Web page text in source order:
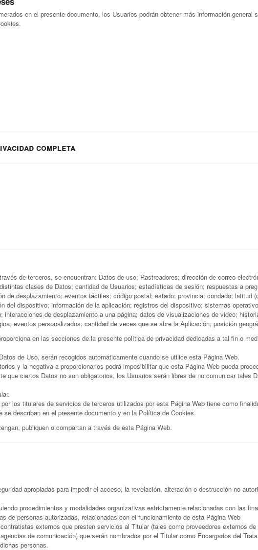
en el presente documento, los Usuarios podrán obtener más información general
completa
de terceros, se encuentran: Datos de uso; Rastreadores; dirección de correo
clases de Datos; cantidad de Usuarios; estadísticas de sesión; respuestas a
desplazamiento; eventos táctiles; código postal; estado; provincia; condado; latitud
del dispositivo; información de la aplicación; registros del dispositivo; sistemas
de desplazamiento a una página; datos de visualizaciones de video;
eventos personalizados; cantidad de veces que se abre la Aplicación; posición
en las secciones de la presente política de privacidad dedicadas a tal fin o
de Uso, serán recogidos automáticamente cuando se utilice esta Página Web.
y la negativa a proporcionarlos podrá imposibilitar que esta Página Web pueda
ciertos Datos no son obligatorios, los Usuarios serán libres de no comunicar tales
los titulares de servicios de terceros utilizados por esta Página Web tiene como
describan en el presente documento y en la Política de Cookies.
publiquen o compartan a través de esta Página Web.
apropiadas para impedir el acceso, la revelación, alteración o destrucción no
procedimientos y modalidades organizativas estrictamente relacionadas con las
de personas autorizadas, relacionadas con el funcionamiento de esta Página Web
externos que presten servicios al Titular (tales como proveedores externos de
de comunicación) que serán nombrados por el Titular como Encargados del
personas.